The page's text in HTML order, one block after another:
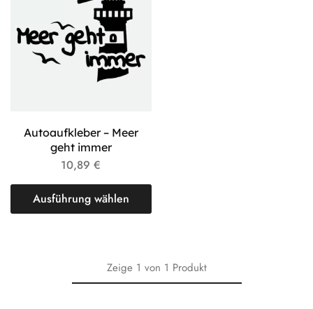
Autoaufkleber – Meer
geht immer
10,89€
Ausführung wählen
Zeige 1 von 1 Produkt